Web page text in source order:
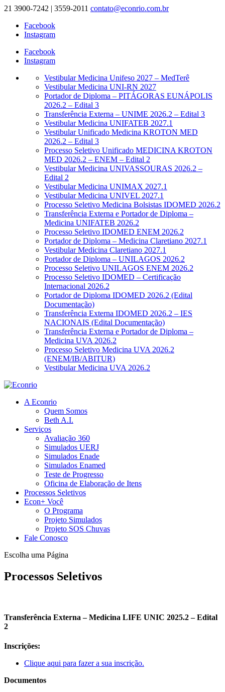
21 3900-7242 | 3559-2011 contato@econrio.com.br
Facebook
Instagram
Facebook
Instagram
Vestibular Medicina Unifeso 2027 – MedTerê
Vestibular Medicina UNI-RN 2027
Portador de Diploma – PITÁGORAS EUNÁPOLIS
2026.2 – Edital 3
Transferência Externa – UNIME 2026.2 – Edital 3
Vestibular Medicina UNIFATEB 2027.1
Vestibular Unificado Medicina KROTON MED
2026.2 – Edital 3
Processo Seletivo Unificado MEDICINA KROTON
MED 2026.2 – ENEM – Edital 2
Vestibular Medicina UNIVASSOURAS 2026.2 –
Edital 2
Vestibular Medicina UNIMAX 2027.1
Vestibular Medicina UNIVEL 2027.1
Processo Seletivo Medicina Bolsistas IDOMED 2026.2
Transferência Externa e Portador de Diploma –
Medicina UNIFATEB 2026.2
Processo Seletivo IDOMED ENEM 2026.2
Portador de Diploma – Medicina Claretiano 2027.1
Vestibular Medicina Claretiano 2027.1
Portador de Diploma – UNILAGOS 2026.2
Processo Seletivo UNILAGOS ENEM 2026.2
Processo Seletivo IDOMED – Certificação
Internacional 2026.2
Portador de Diploma IDOMED 2026.2 (Edital
Documentação)
Transferência Externa IDOMED 2026.2 – IES
NACIONAIS (Edital Documentação)
Transferência Externa e Portador de Diploma –
Medicina UVA 2026.2
Processo Seletivo Medicina UVA 2026.2
(ENEM/IB/ABITUR)
Vestibular Medicina UVA 2026.2
A Econrio
Quem Somos
Beth A.I.
Serviços
Avaliação 360
Simulados UERJ
Simulados Enade
Simulados Enamed
Teste de Progresso
Oficina de Elaboração de Itens
Processos Seletivos
Econ+ Você
O Programa
Projeto Simulados
Projeto SOS Chuvas
Fale Conosco
Escolha uma Página
Processos Seletivos
Transferência Externa – Medicina LIFE UNIC 2025.2 – Edital
2
Inscrições:
Clique aqui para fazer a sua inscrição.
Documentos